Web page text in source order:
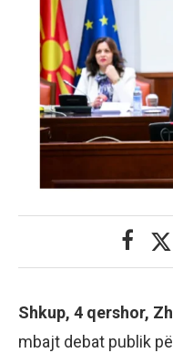
Shkup, 4 qershor,
mbajt debat publik